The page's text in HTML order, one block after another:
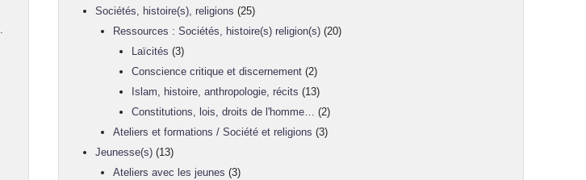
Sociétés, histoire(s), religions (25)
Ressources : Sociétés, histoire(s) religion(s) (20)
Laïcités (3)
Conscience critique et discernement(2)
Islam, histoire, anthropologie, récits (13)
Constitutions, lois, droits de l'homme…
(2)
Ateliers et formations / Société et religions (3)
Jeunesse(s)(13)
Ateliers avec les jeunes (3)